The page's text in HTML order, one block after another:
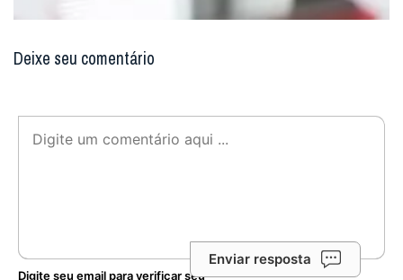
Deixe seu comentário
Enviar resposta
Digite seu email para verificar seu